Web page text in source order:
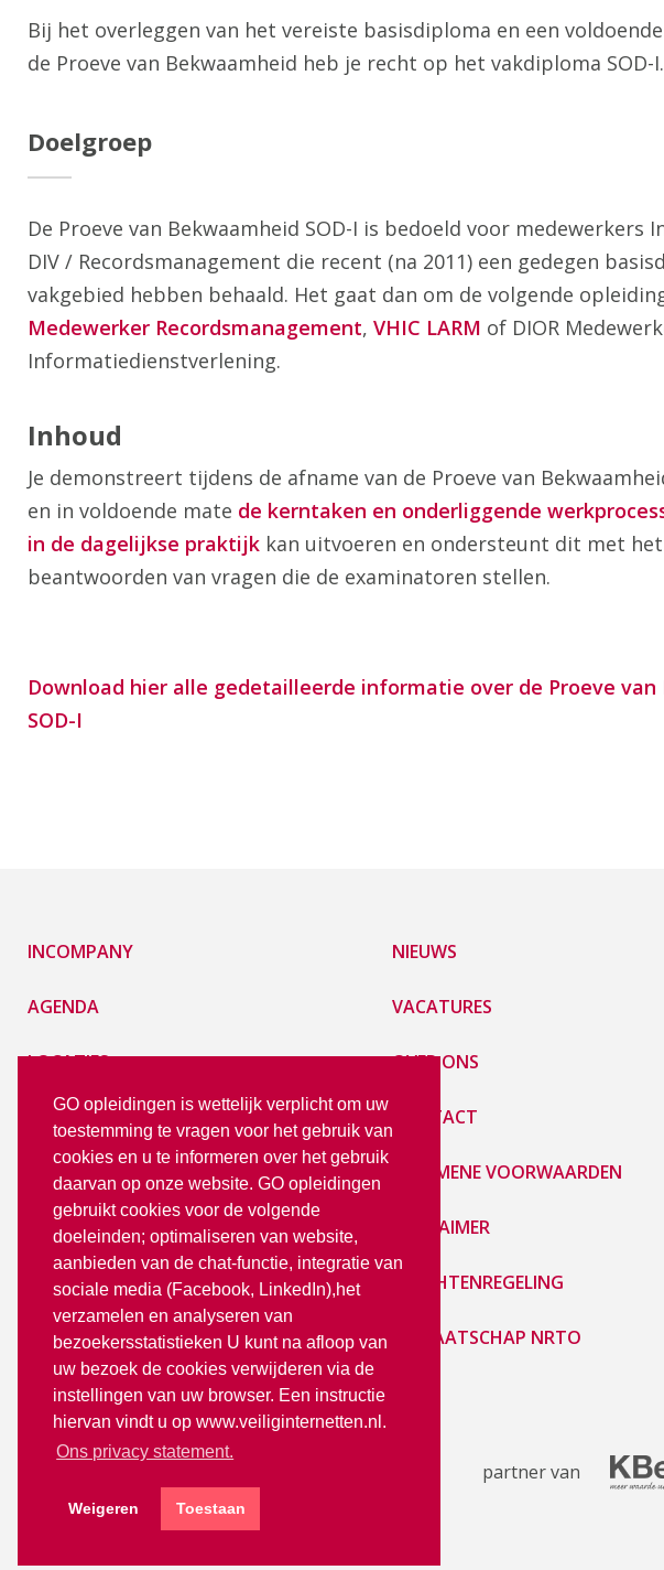
GO opleidingen is wettelijk verplicht om uw
toestemming te vragen voor het gebruik van
cookies en u te informeren over het gebruik
daarvan op onze website. GO opleidingen
gebruikt cookies voor de volgende
doeleinden; optimaliseren van website,
aanbieden van de chat-functie, integratie van
sociale media (Facebook, LinkedIn),het
verzamelen en analyseren van
bezoekersstatistieken U kunt na afloop van
uw bezoek de cookies verwijderen via de
instellingen van uw browser. Een instructie
hiervan vindt u op www.veiliginternetten.nl.
Ons privacy statement.
Weigeren Toestaan
Bij het overleggen van het vereiste basisdiploma en een
de Proeve van Bekwaamheid heb je recht op het vakdiploma SOD-I.
Doelgroep
De Proeve van Bekwaamheid SOD-I is bedoeld voor medewerkers
DIV / Recordsmanagement die recent (na 2011) een gedegen
vakgebied hebben behaald. Het gaat dan om de volgende
Medewerker Recordsmanagement, VHIC LARM of DIOR
Informatiedienstverlening.
Inhoud
Je demonstreert tijdens de afname van de Proeve van
en in voldoende mate de kerntaken en onderliggende
in de dagelijkse praktijk kan uitvoeren en ondersteunt dit met
beantwoorden van vragen die de examinatoren stellen.
Download hier alle gedetailleerde informatie over de Proeve van
SOD-I
INCOMPANY
AGENDA
LOCATIES
E-LEARNING
PRIVACY STATEMENT
LoGO
NIEUWS
VACATURES
OVER ONS
CONTACT
ALGEMENE VOORWAARDEN
DISCLAIMER
KLACHTENREGELING
LIDMAATSCHAP NRTO
partner van